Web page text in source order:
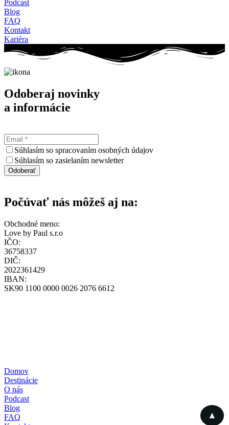
Podcast
Blog
FAQ
Kontakt
Kariéra
Odoberaj novinky
a informácie
Súhlasím so spracovaním osobných údajov
Súhlasím so zasielaním newsletter
Odoberať
Počúvať nás môžeš aj na:
Obchodné meno:
Love by Paul s.r.o
IČO:
36758337
DIČ:
2022361429
IBAN:
SK90 1100 0000 0026 2076 6612
Domov
Destinácie
O nás
Podcast
Blog
FAQ
▲